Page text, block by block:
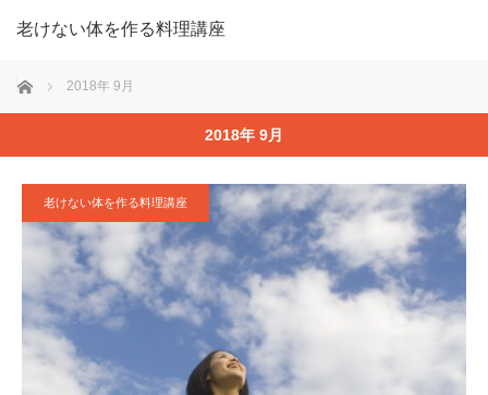
老けない体を作る料理講座
ホーム 2018年 9月
2018年 9月
老けない体を作る料理講座